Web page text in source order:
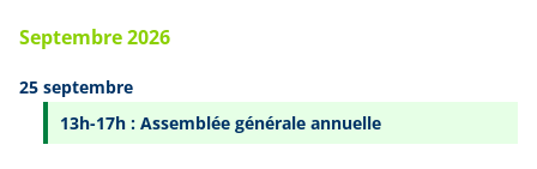
Septembre 2026
25 septembre
13h-17h : Assemblée générale annuelle